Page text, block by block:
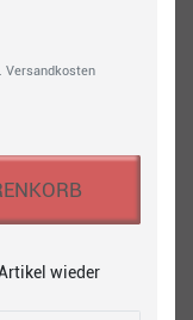
Versandkosten
wieder